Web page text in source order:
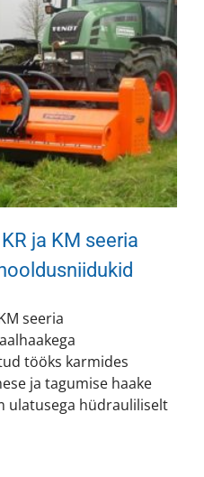
ja KM seeria
seeria
tööks karmides
ja tagumise haake
ulatusega hüdrauliliselt